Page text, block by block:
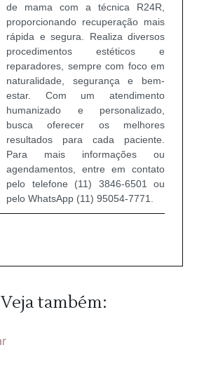
de mama com a técnica R24R,
proporcionando recuperação mais
rápida e segura. Realiza diversos
procedimentos estéticos e
reparadores, sempre com foco em
naturalidade, segurança e bem-
estar. Com um atendimento
humanizado e personalizado,
busca oferecer os melhores
resultados para cada paciente.
Para mais informações ou
agendamentos, entre em contato
pelo telefone (11) 3846-6501 ou
pelo WhatsApp (11) 95054-7771.
Veja também: